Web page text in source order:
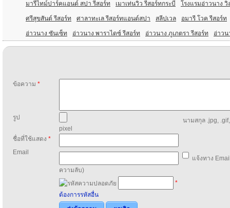
มารีไทม์ปาร์คแอนด์ สปา รีสอร์ท เมาเท่นวิว รีสอร์ทกระบี่ โรงแรมอ่าวนาง วิ
ศรีสุขสันต์ รีสอร์ท ศาลาทะเล รีสอร์ทแอนด์สปา สลีปเวล อมารี โวค รีสอร์ท
อ่าวนาง ซันเซ็ท อ่าวนาง พาราไดซ์ รีสอร์ท อ่าวนาง ภูเภตรา รีสอร์ท อ่าวน
ข้อความ *
รูป
นามสกุล .jpg,
pixel
ชื่อที่ใช้แสดง *
Email
แจ้งทาง
ความลับ)
*
ต้องการรหัสอื่น